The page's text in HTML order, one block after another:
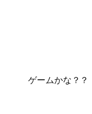
ゲームかな？？